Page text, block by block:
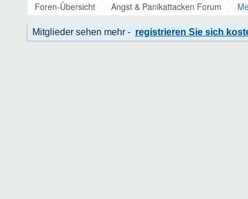
Foren-Übersicht Angst & Panikattacken Forum